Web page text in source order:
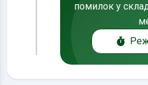
помилок у